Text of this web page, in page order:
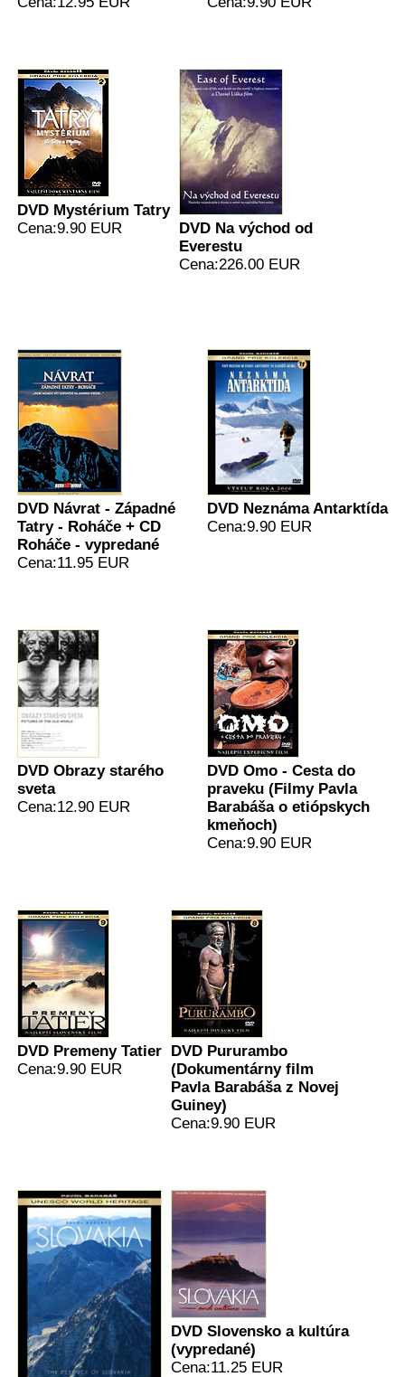
DVD Mystérium Tatry
Cena:9.90 EUR
DVD Na východ od
Everestu
Cena:226.00 EUR
DVD Návrat - Západné
Tatry - Roháče + CD
Roháče - vypredané
Cena:11.95 EUR
DVD Neznáma Antarktída
Cena:9.90 EUR
DVD Obrazy starého
sveta
Cena:12.90 EUR
DVD Omo - Cesta do
praveku (Filmy Pavla
Barabáša o etiópskych
kmeňoch)
Cena:9.90 EUR
DVD Premeny Tatier
Cena:9.90 EUR
DVD Pururambo
(Dokumentárny film
Pavla Barabáša z Novej
Guiney)
Cena:9.90 EUR
DVD Slovensko a kultúra
(vypredané)
Cena:11.25 EUR